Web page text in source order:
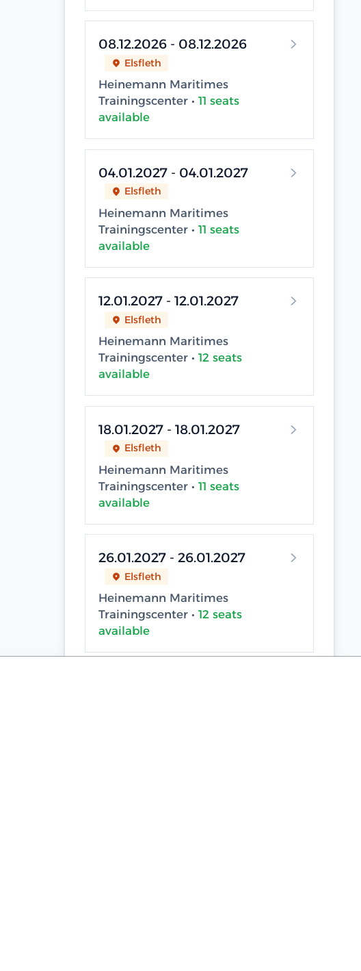
08.12.2026 - 08.12.2026
Elsfleth
Heinemann Maritimes
Trainingscenter • 11 seats
available
04.01.2027 - 04.01.2027
Elsfleth
Heinemann Maritimes
Trainingscenter • 11 seats
available
12.01.2027 - 12.01.2027
Elsfleth
Heinemann Maritimes
Trainingscenter • 12 seats
available
18.01.2027 - 18.01.2027
Elsfleth
Heinemann Maritimes
Trainingscenter • 11 seats
available
26.01.2027 - 26.01.2027
Elsfleth
Heinemann Maritimes
Trainingscenter • 12 seats
available